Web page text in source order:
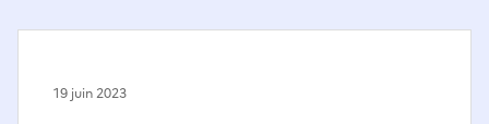
19 juin 2023